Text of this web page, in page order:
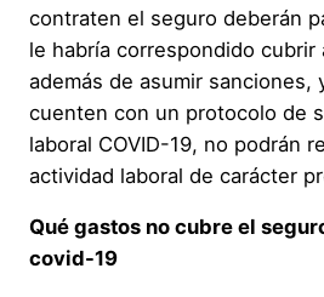
contraten el seguro deberán
le habría correspondido cubrir
además de asumir sanciones,
cuenten con un protocolo de
laboral COVID-19, no podrán
actividad laboral de carácter
Qué gastos no cubre el
covid-19